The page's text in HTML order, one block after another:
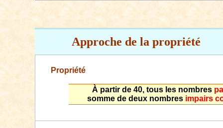
Approche de la propriété
Propriété
À partir de 40, tous les nombres
somme de deux nombres impairs